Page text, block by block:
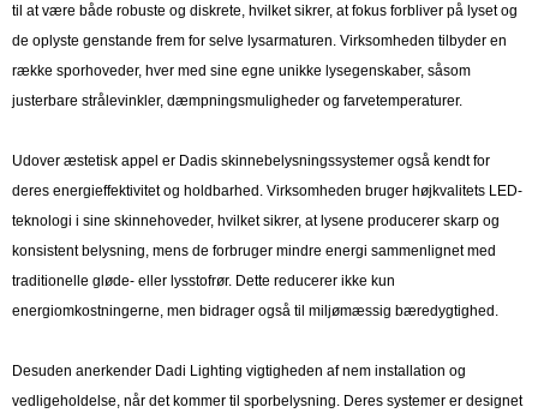
til at være både robuste og diskrete, hvilket sikrer, at fokus forbliver på lyset og
de oplyste genstande frem for selve lysarmaturen. Virksomheden tilbyder en
række sporhoveder, hver med sine egne unikke lysegenskaber, såsom
justerbare strålevinkler, dæmpningsmuligheder og farvetemperaturer.
Udover æstetisk appel er Dadis skinnebelysningssystemer også kendt for
deres energieffektivitet og holdbarhed. Virksomheden bruger højkvalitets LED-
teknologi i sine skinnehoveder, hvilket sikrer, at lysene producerer skarp og
konsistent belysning, mens de forbruger mindre energi sammenlignet med
traditionelle gløde- eller lysstofrør. Dette reducerer ikke kun
energiomkostningerne, men bidrager også til miljømæssig bæredygtighed.
Desuden anerkender Dadi Lighting vigtigheden af ​​nem installation og
vedligeholdelse, når det kommer til sporbelysning. Deres systemer er designet